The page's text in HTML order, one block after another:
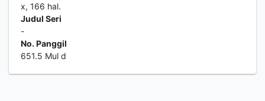
x, 166 hal.
Judul Seri
-
No. Panggil
651.5 Mul d